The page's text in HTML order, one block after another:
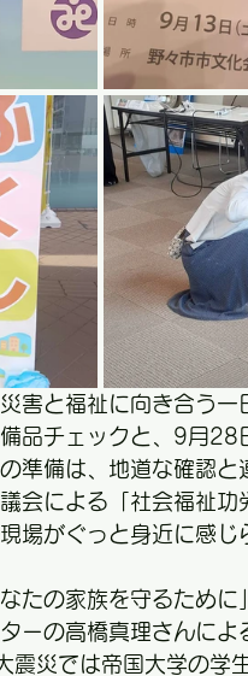
害と福祉に向き合う一
品チェックと、9月
準備は、地道な確認と
会による「社会福祉
場がぐっと身近に感
たの家族を守るため
ーの高橋真理さんに
災では帝国大学の学